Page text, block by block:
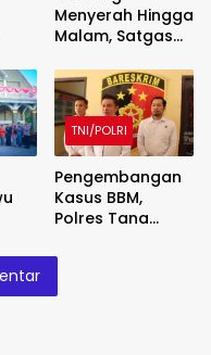
Menyerah Hingga
Malam, Satgas
Kodim
1807/Sorsel
Lembur Finishing
Rumah Type 36
untuk Warga
Kampung Sesor
TNI/POLRI
Pengembangan
Kasus BBM,
Polres Tana
3 Tersangka